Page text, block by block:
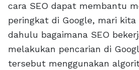
cara SEO dapat membantu
peringkat di Google, mari
dahulu bagaimana SEO
melakukan pencarian di
tersebut menggunakan